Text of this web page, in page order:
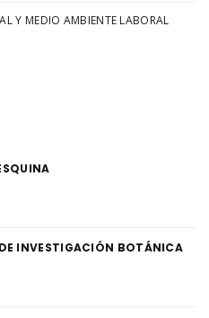
Y MEDIO AMBIENTE LABORAL
INVESTIGACIÓN BOTÁNICA